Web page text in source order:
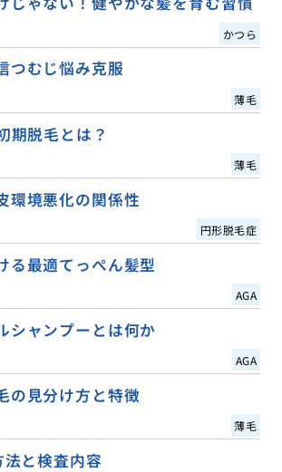
かつら
つむじ悩み克服
薄毛
期脱毛とは？
薄毛
環境悪化の関係性
円形脱毛症
る最適てっぺん髪型
AGA
シャンプーとは何か
AGA
の見分け方と特徴
薄毛
と検査内容